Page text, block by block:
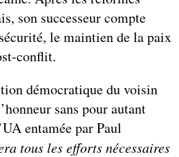
son successeur compte
le maintien de la paix
conflit.
démocratique du voisin
sans pour autant
entamée par Paul
tous les efforts nécessaires